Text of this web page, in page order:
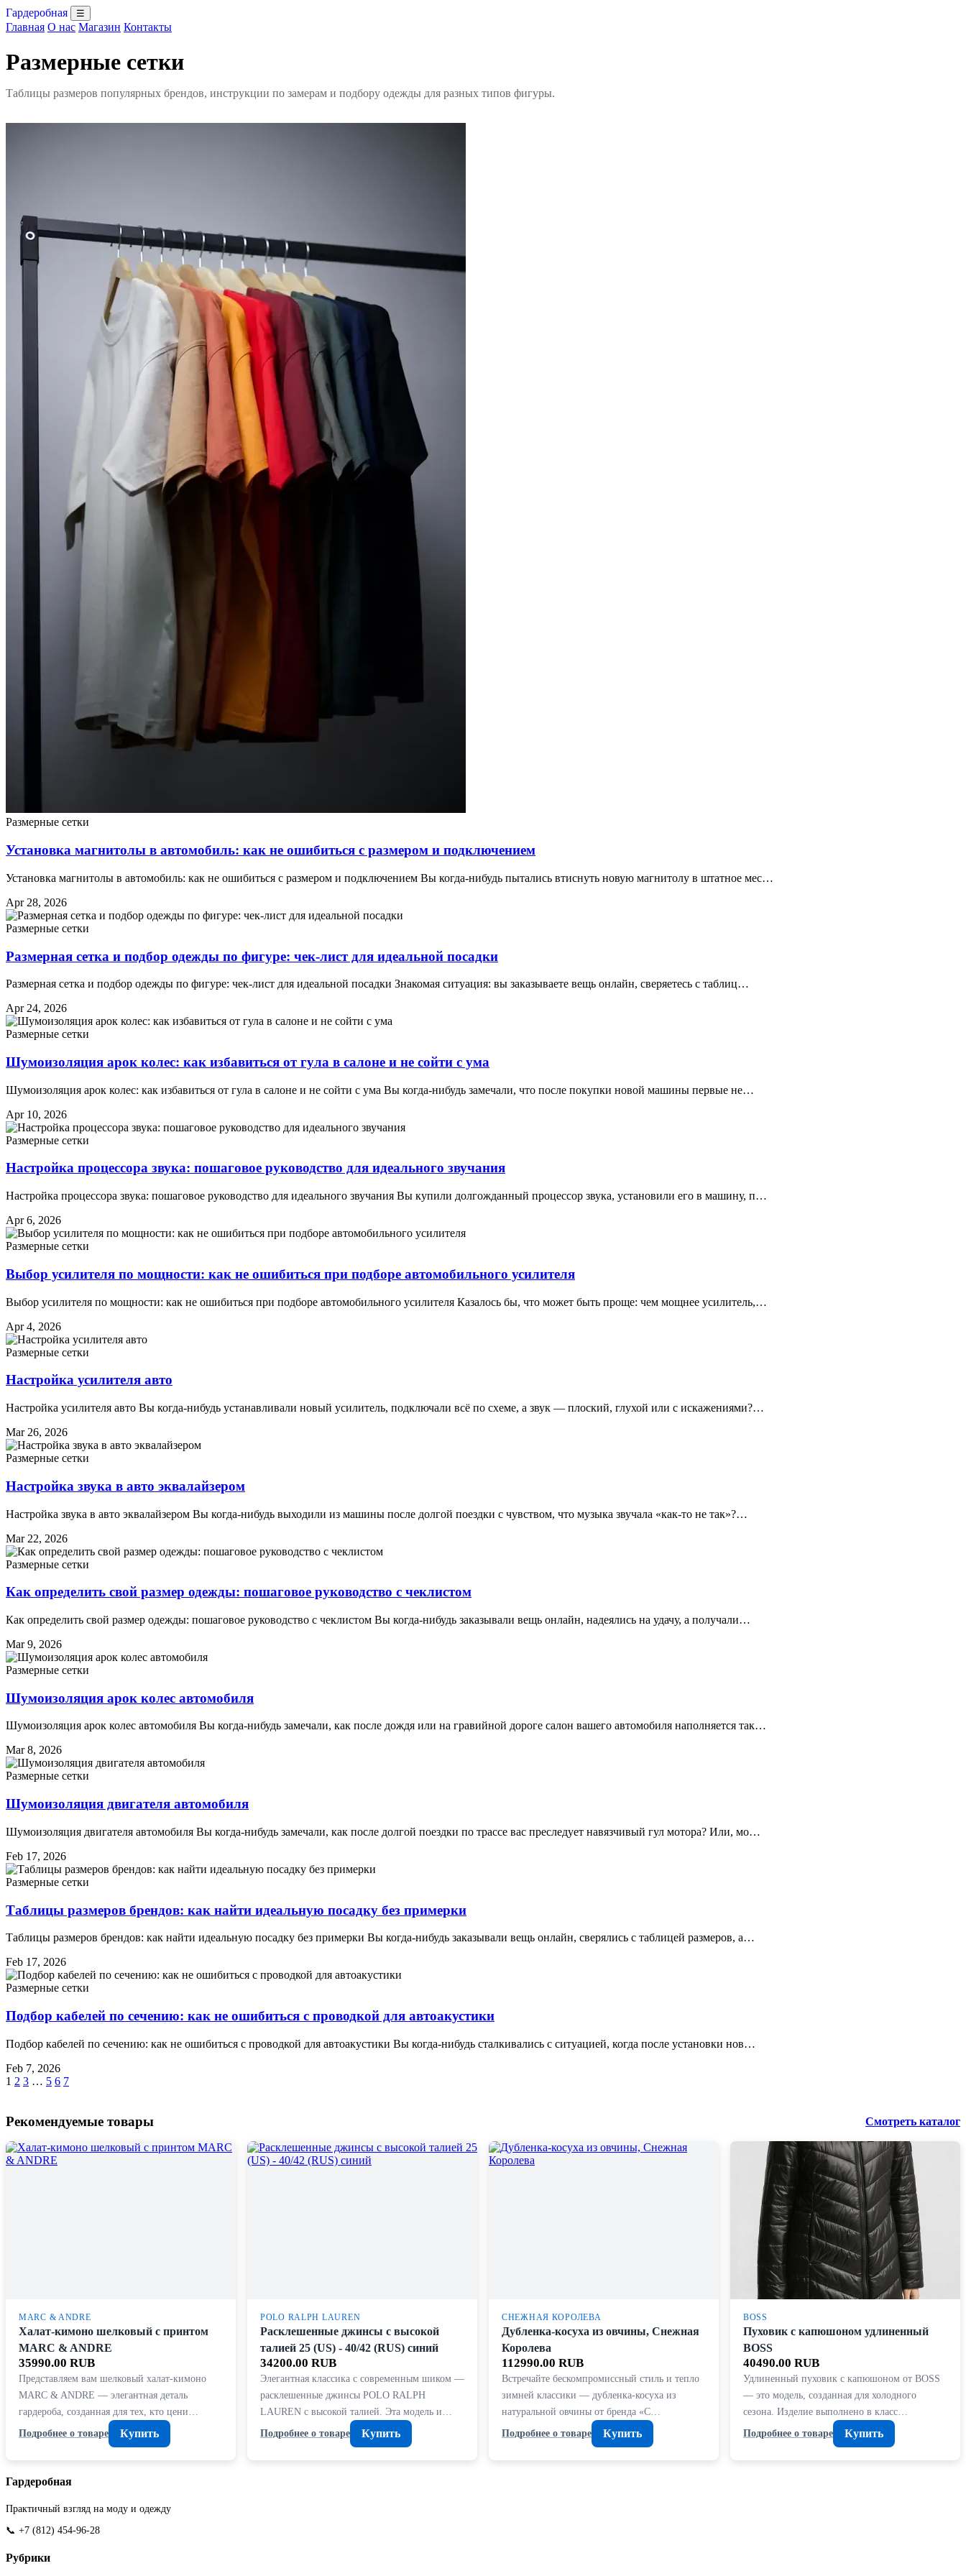
Гардеробная ☰
Главная О нас Магазин Контакты
Размерные сетки
Таблицы размеров популярных брендов, инструкции по замерам и подбору одежды для разных типов фигуры.
Размерные сетки
Установка магнитолы в автомобиль: как не ошибиться с размером и подключением
Установка магнитолы в автомобиль: как не ошибиться с размером и подключением Вы когда-нибудь пытались втиснуть новую магнитолу в штатное мес…
Apr 28, 2026
Размерные сетки
Размерная сетка и подбор одежды по фигуре: чек-лист для идеальной посадки
Размерная сетка и подбор одежды по фигуре: чек-лист для идеальной посадки Знакомая ситуация: вы заказываете вещь онлайн, сверяетесь с таблиц…
Apr 24, 2026
Размерные сетки
Шумоизоляция арок колес: как избавиться от гула в салоне и не сойти с ума
Шумоизоляция арок колес: как избавиться от гула в салоне и не сойти с ума Вы когда-нибудь замечали, что после покупки новой машины первые не…
Apr 10, 2026
Размерные сетки
Настройка процессора звука: пошаговое руководство для идеального звучания
Настройка процессора звука: пошаговое руководство для идеального звучания Вы купили долгожданный процессор звука, установили его в машину, п…
Apr 6, 2026
Размерные сетки
Выбор усилителя по мощности: как не ошибиться при подборе автомобильного усилителя
Выбор усилителя по мощности: как не ошибиться при подборе автомобильного усилителя Казалось бы, что может быть проще: чем мощнее усилитель,…
Apr 4, 2026
Размерные сетки
Настройка усилителя авто
Настройка усилителя авто Вы когда-нибудь устанавливали новый усилитель, подключали всё по схеме, а звук — плоский, глухой или с искажениями?…
Mar 26, 2026
Размерные сетки
Настройка звука в авто эквалайзером
Настройка звука в авто эквалайзером Вы когда-нибудь выходили из машины после долгой поездки с чувством, что музыка звучала «как-то не так»?…
Mar 22, 2026
Размерные сетки
Как определить свой размер одежды: пошаговое руководство с чеклистом
Как определить свой размер одежды: пошаговое руководство с чеклистом Вы когда-нибудь заказывали вещь онлайн, надеялись на удачу, а получали…
Mar 9, 2026
Размерные сетки
Шумоизоляция арок колес автомобиля
Шумоизоляция арок колес автомобиля Вы когда-нибудь замечали, как после дождя или на гравийной дороге салон вашего автомобиля наполняется так…
Mar 8, 2026
Размерные сетки
Шумоизоляция двигателя автомобиля
Шумоизоляция двигателя автомобиля Вы когда-нибудь замечали, как после долгой поездки по трассе вас преследует навязчивый гул мотора? Или, мо…
Feb 17, 2026
Размерные сетки
Таблицы размеров брендов: как найти идеальную посадку без примерки
Таблицы размеров брендов: как найти идеальную посадку без примерки Вы когда-нибудь заказывали вещь онлайн, сверялись с таблицей размеров, а…
Feb 17, 2026
Размерные сетки
Подбор кабелей по сечению: как не ошибиться с проводкой для автоакустики
Подбор кабелей по сечению: как не ошибиться с проводкой для автоакустики Вы когда-нибудь сталкивались с ситуацией, когда после установки нов…
Feb 7, 2026
1 2 3 … 5 6 7
Рекомендуемые товары Смотреть каталог
MARC & ANDRE
Халат-кимоно шелковый с принтом
MARC & ANDRE
35990.00 RUB
Представляем вам шелковый халат-кимоно
MARC & ANDRE — элегантная деталь
гардероба, созданная для тех, кто цени…
Подробнее о товаре
Купить
POLO RALPH LAUREN
Расклешенные джинсы с высокой
талией 25 (US) - 40/42 (RUS) синий
34200.00 RUB
Элегантная классика с современным шиком —
расклешенные джинсы POLO RALPH
LAUREN с высокой талией. Эта модель и…
Подробнее о товаре
Купить
СНЕЖНАЯ КОРОЛЕВА
Дубленка-косуха из овчины, Снежная
Королева
112990.00 RUB
Встречайте бескомпромиссный стиль и тепло
зимней классики — дубленка-косуха из
натуральной овчины от бренда «С…
Подробнее о товаре
Купить
BOSS
Пуховик с капюшоном удлиненный
BOSS
40490.00 RUB
Удлиненный пуховик с капюшоном от BOSS
— это модель, созданная для холодного
сезона. Изделие выполнено в класс…
Подробнее о товаре
Купить
Гардеробная
Практичный взгляд на моду и одежду
📞 +7 (812) 454-96-28
Рубрики